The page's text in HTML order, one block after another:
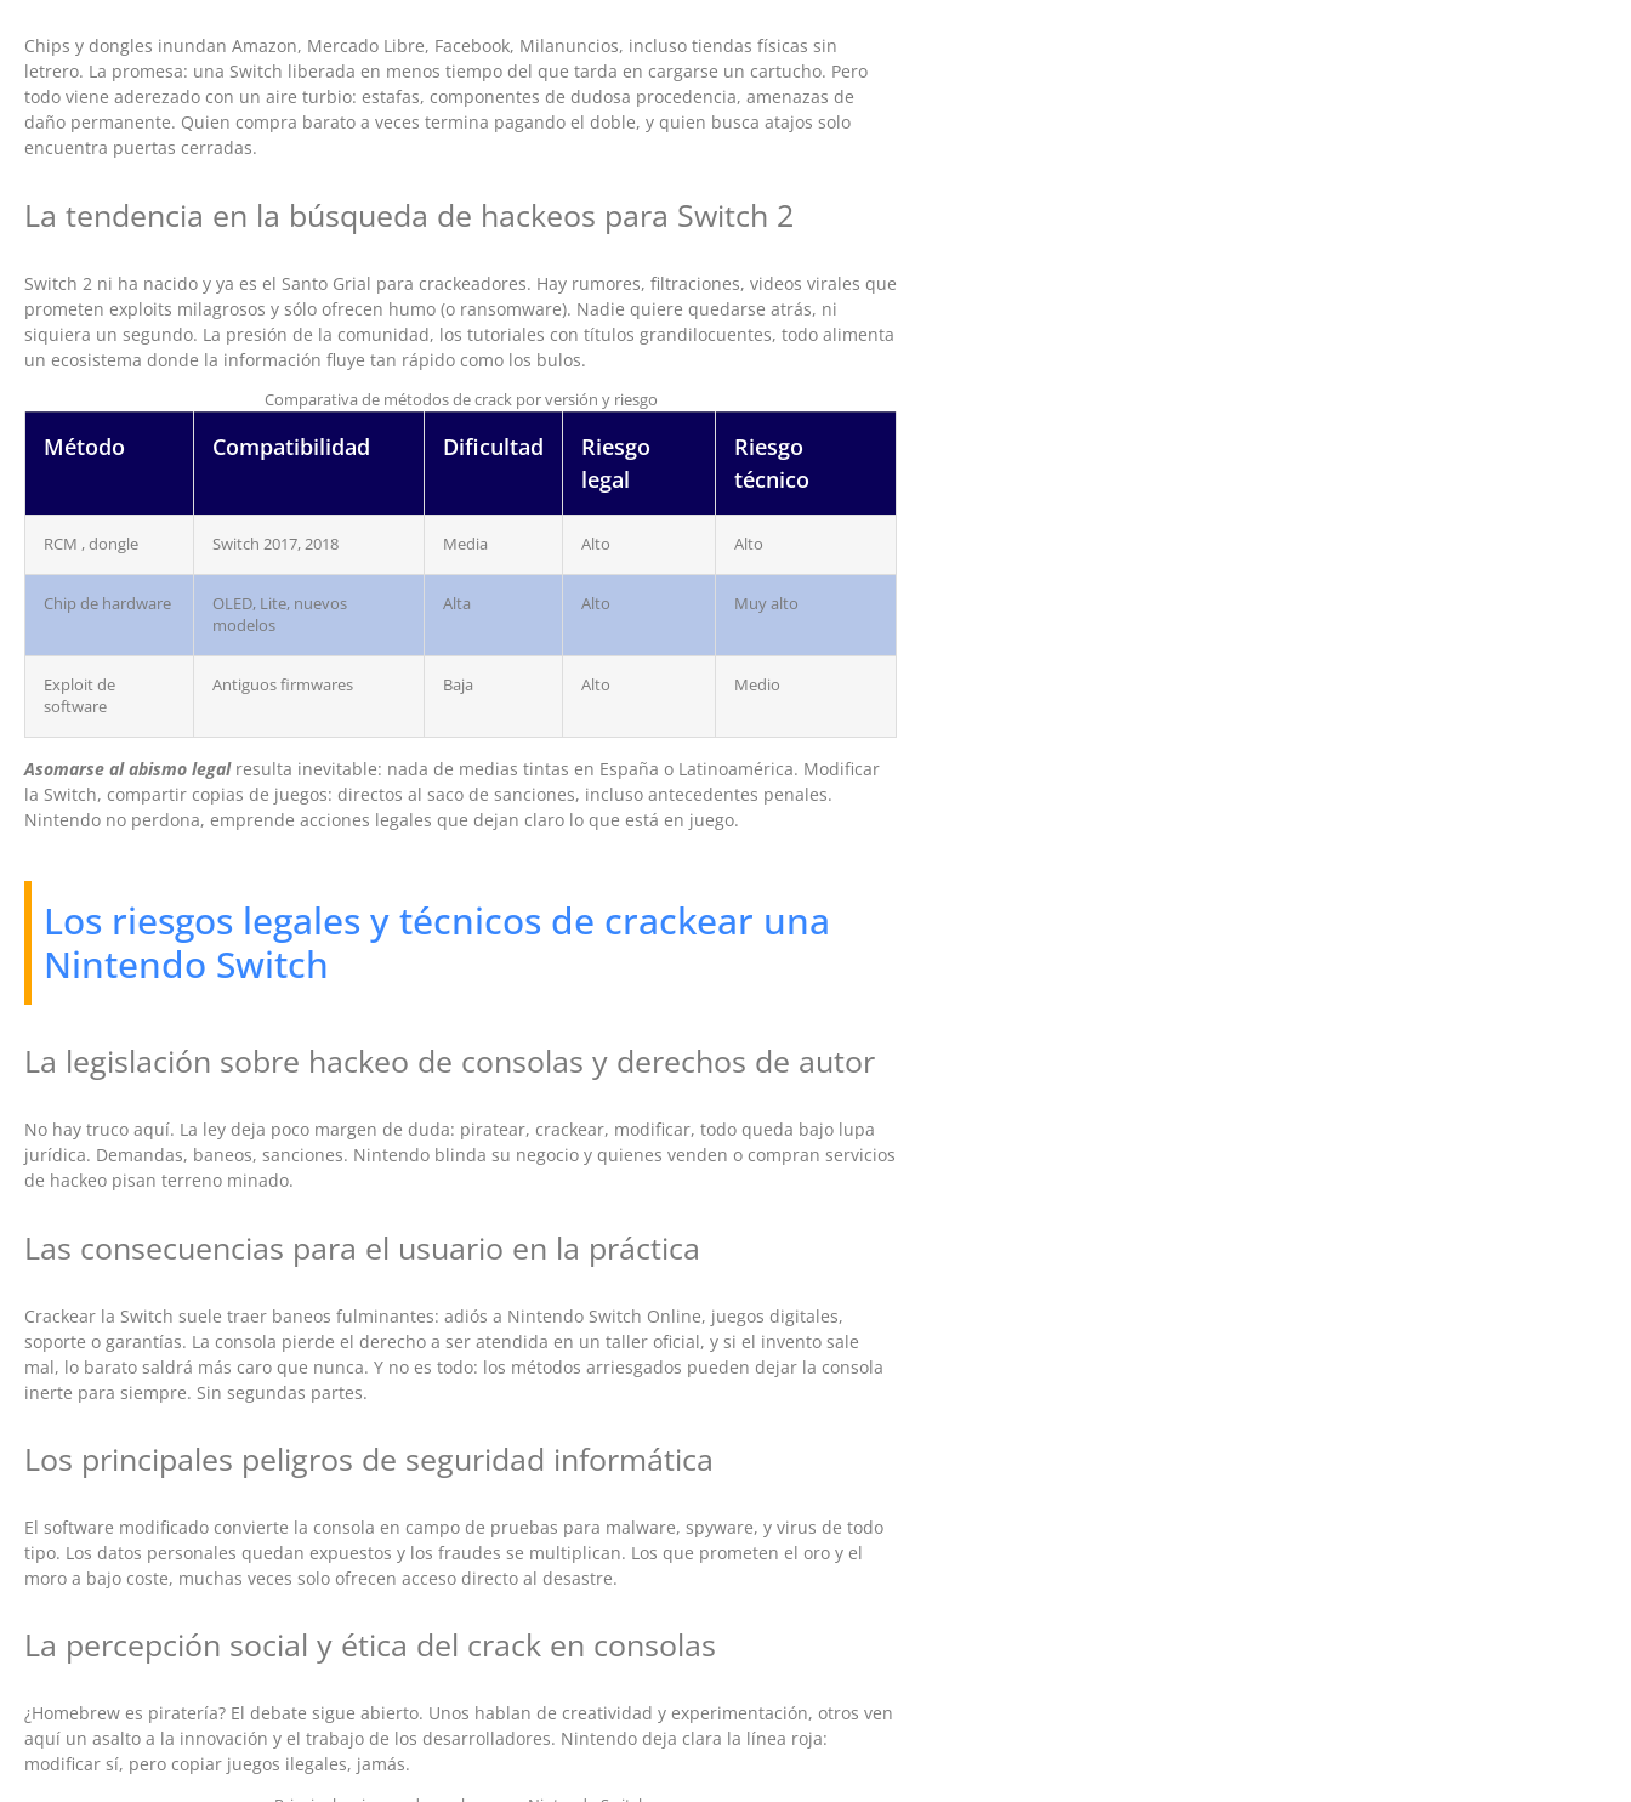
Chips y dongles inundan Amazon, Mercado Libre, Facebook, Milanuncios, incluso tiendas físicas sin
letrero. La promesa: una Switch liberada en menos tiempo del que tarda en cargarse un cartucho. Pero
todo viene aderezado con un aire turbio: estafas, componentes de dudosa procedencia, amenazas de
daño permanente. Quien compra barato a veces termina pagando el doble, y quien busca atajos solo
encuentra puertas cerradas.
La tendencia en la búsqueda de hackeos para Switch 2
Switch 2 ni ha nacido y ya es el Santo Grial para crackeadores. Hay rumores, filtraciones, videos virales que
prometen exploits milagrosos y sólo ofrecen humo (o ransomware). Nadie quiere quedarse atrás, ni
siquiera un segundo. La presión de la comunidad, los tutoriales con títulos grandilocuentes, todo alimenta
un ecosistema donde la información fluye tan rápido como los bulos.
Comparativa de métodos de crack por versión y riesgo
Método Compatibilidad Dificultad
Riesgo
legal
Riesgo
técnico
RCM , dongle Switch 2017, 2018 Media Alto Alto
Chip de hardware
OLED, Lite, nuevos
modelos
Alta Alto Muy alto
Exploit de
software
Antiguos firmwares Baja Alto Medio
Asomarse al abismo legalresulta inevitable: nada de medias tintas en España o Latinoamérica. Modificar
la Switch, compartir copias de juegos: directos al saco de sanciones, incluso antecedentes penales.
Nintendo no perdona, emprende acciones legales que dejan claro lo que está en juego.
Los riesgos legales y técnicos de crackear una
Nintendo Switch
La legislación sobre hackeo de consolas y derechos de autor
No hay truco aquí. La ley deja poco margen de duda: piratear, crackear, modificar, todo queda bajo lupa
jurídica. Demandas, baneos, sanciones. Nintendo blinda su negocio y quienes venden o compran servicios
de hackeo pisan terreno minado.
Las consecuencias para el usuario en la práctica
Crackear la Switch suele traer baneos fulminantes: adiós a Nintendo Switch Online, juegos digitales,
soporte o garantías. La consola pierde el derecho a ser atendida en un taller oficial, y si el invento sale
mal, lo barato saldrá más caro que nunca. Y no es todo: los métodos arriesgados pueden dejar la consola
inerte para siempre. Sin segundas partes.
Los principales peligros de seguridad informática
El software modificado convierte la consola en campo de pruebas para malware, spyware, y virus de todo
tipo. Los datos personales quedan expuestos y los fraudes se multiplican. Los que prometen el oro y el
moro a bajo coste, muchas veces solo ofrecen acceso directo al desastre.
La percepción social y ética del crack en consolas
¿Homebrew es piratería? El debate sigue abierto. Unos hablan de creatividad y experimentación, otros ven
aquí un asalto a la innovación y el trabajo de los desarrolladores. Nintendo deja clara la línea roja:
modificar sí, pero copiar juegos ilegales, jamás.